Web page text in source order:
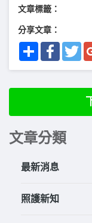
文章標籤：
分享文章：
Share
文章分類
最新消息
照護新知